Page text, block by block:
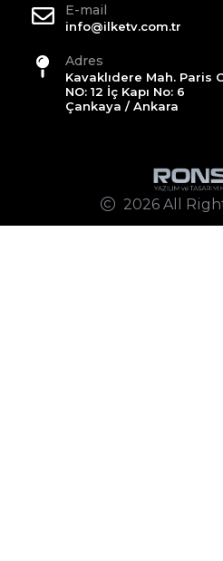
E-mail
info@ilketv.com.tr
Adres
Kavaklıdere Mah. Paris
NO: 12 İç Kapı No: 6
Çankaya / Ankara
2026 All